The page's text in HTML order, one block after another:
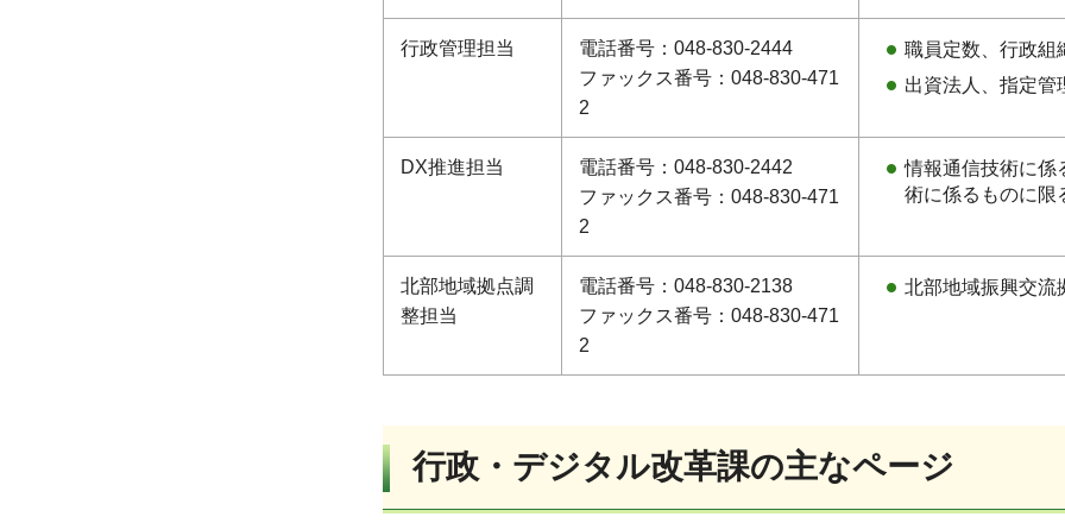
行政管理担当
電話番号：048-830-2444
ファックス番号：048-830-471
2
職員定数、行政組
出資法人、指定管
DX推進担当
電話番号：048-830-2442
ファックス番号：048-830-471
2
情報通信技術に係
術に係るものに限
北部地域拠点調
整担当
電話番号：048-830-2138
ファックス番号：048-830-471
2
北部地域振興交流
行政・デジタル改革課の主なページ